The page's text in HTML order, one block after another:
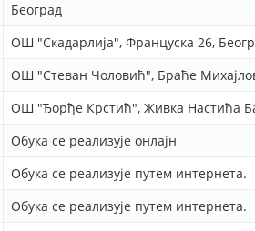
Београд
ОШ "Скадарлија", Француска 26,
ОШ "Стеван Чоловић", Браће
ОШ "Ђорђе Крстић", Живка Настића
Обука се реализује онлајн
Обука се реализује путем интернета.
Обука се реализује путем интернета.